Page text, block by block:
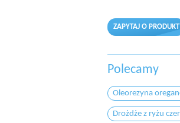
ZAPYTAJ O PRODUKT
Polecamy
Oleorezyna
Drożdże z ryżu